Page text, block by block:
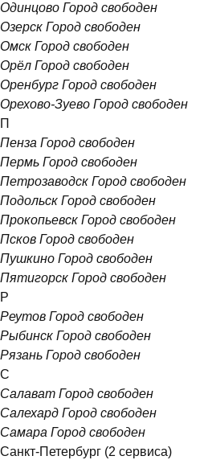
Одинцово Город свободен
Озерск Город свободен
Омск Город свободен
Орёл Город свободен
Оренбург Город свободен
Орехово-Зуево Город свободен
П
Пенза Город свободен
Пермь Город свободен
Петрозаводск Город свободен
Подольск Город свободен
Прокопьевск Город свободен
Псков Город свободен
Пушкино Город свободен
Пятигорск Город свободен
Р
Реутов Город свободен
Рыбинск Город свободен
Рязань Город свободен
С
Салават Город свободен
Салехард Город свободен
Самара Город свободен
Санкт-Петербург (2 сервиса)